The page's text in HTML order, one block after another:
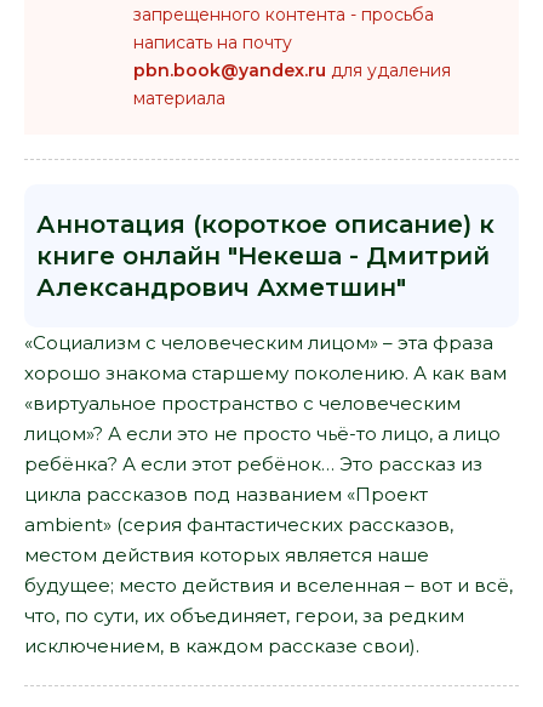
запрещенного контента - просьба
написать на почту
pbn.book@yandex.ru для удаления
материала
Аннотация (короткое описание) к
книге онлайн "Некеша - Дмитрий
Александрович Ахметшин"
«Социализм с человеческим лицом» – эта фраза
хорошо знакома старшему поколению. А как вам
«виртуальное пространство с человеческим
лицом»? А если это не просто чьё-то лицо, а лицо
ребёнка? А если этот ребёнок… Это рассказ из
цикла рассказов под названием «Проект
ambient» (серия фантастических рассказов,
местом действия которых является наше
будущее; место действия и вселенная – вот и всё,
что, по сути, их объединяет, герои, за редким
исключением, в каждом рассказе свои).